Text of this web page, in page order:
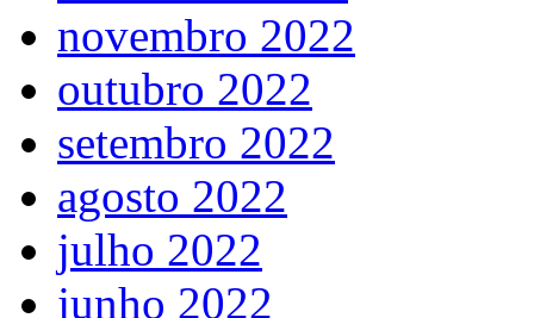
novembro 2022
outubro 2022
setembro 2022
agosto 2022
julho 2022
junho 2022